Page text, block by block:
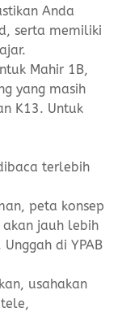
Anda
serta memiliki
Mahir 1B,
yang masih
K13. Untuk
terlebih
peta konsep
jauh lebih
di YPAB
usahakan